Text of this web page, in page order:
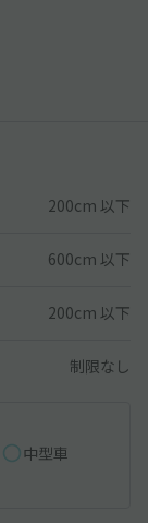
200cm 以下
600cm 以下
200cm 以下
制限なし
中型車